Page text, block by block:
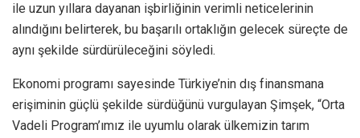
ile uzun yıllara dayanan işbirliğinin verimli neticelerinin
alındığını belirterek, bu başarılı ortaklığın gelecek süreçte de
aynı şekilde sürdürüleceğini söyledi.
Ekonomi programı sayesinde Türkiye’nin dış finansmana
erişiminin güçlü şekilde sürdüğünü vurgulayan Şimşek, “Orta
Vadeli Program’ımız ile uyumlu olarak ülkemizin tarım